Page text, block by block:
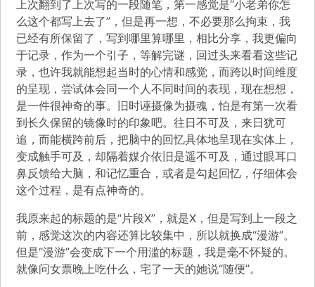
上次翻到了上次写的一段随笔，第一感觉是“小老弟你怎
么这个都写上去了”，但是再一想，不必要那么拘束，我
已经有所保留了，写到哪里算哪里，相比分享，我更偏向
于记录，作为一个引子，等解完谜，回过头来看看这些记
录，也许我就能想起当时的心情和感觉，而跨以时间维度
的呈现，尝试体会同一个人不同时间的表现，现在想想，
是一件很神奇的事。旧时诬摄像为摄魂，怕是有第一次看
到长久保留的镜像时的印象吧。往日不可及，来日犹可
追，而能横跨前后，把脑中的回忆具体地呈现在实体上，
变成触手可及，却隔着媒介依旧是遥不可及，通过眼耳口
鼻反馈给大脑，和记忆重合，或者是勾起回忆，仔细体会
这个过程，是有点神奇的。
我原来起的标题的是“片段X”，就是X，但是写到上一段之
前，感觉这次的内容还算比较集中，所以就换成“漫游”。
但是“漫游”会变成下一个用滥的标题，我是毫不怀疑的。
就像问女票晚上吃什么，宅了一天的她说“随便”。